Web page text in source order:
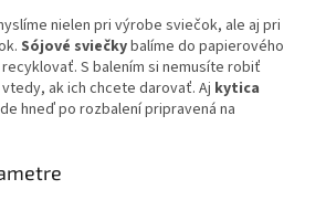
nielen pri výrobe sviečok, ale aj pri
Sójové sviečkybalíme do papierového
S balením si nemusíte robiť
ak ich chcete darovať. Aj kytica
hneď po rozbalení pripravená na